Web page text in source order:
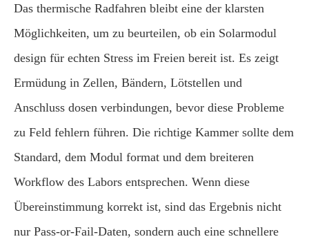
Das thermische Radfahren bleibt eine der klarsten
Möglichkeiten, um zu beurteilen, ob ein Solarmodul
design für echten Stress im Freien bereit ist. Es zeigt
Ermüdung in Zellen, Bändern, Lötstellen und
Anschluss dosen verbindungen, bevor diese Probleme
zu Feld fehlern führen. Die richtige Kammer sollte dem
Standard, dem Modul format und dem breiteren
Workflow des Labors entsprechen. Wenn diese
Übereinstimmung korrekt ist, sind das Ergebnis nicht
nur Pass-or-Fail-Daten, sondern auch eine schnellere